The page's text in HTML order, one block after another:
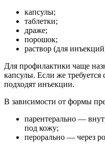
капсулы;
таблетки;
драже;
порошок;
раствор (для
Для профилактики чаще
капсулы. Если же требуется
подходят инъекции.
В зависимости от формы
парентерально —
под кожу;
перорально — через